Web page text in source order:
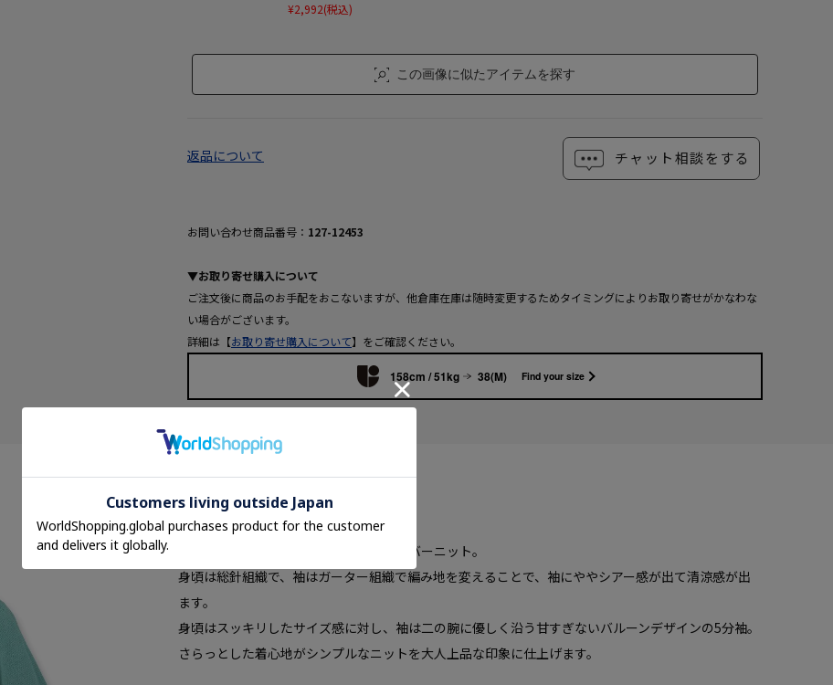
¥2,992(税込)
この画像に似たアイテムを探す
チャット相談をする
返品について
お問い合わせ商品番号： 127-12453
▼お取り寄せ購入について
ご注文後に商品のお手配をおこないますが、他倉庫在庫は随時変更するためタイミングによりお取り寄せがかなわな
い場合がございます。
詳細は【お取り寄せ購入について】をご確認ください。
158cm / 51kg 38(M) Find your size
Features
【デザインポイント】
大人が上品に着られる和紙混のプルオーバーニット。
身頃は総針組織で、袖はガーター組織で編み地を変えることで、袖にややシアー感が出て清涼感が出
ます。
身頃はスッキリしたサイズ感に対し、袖は二の腕に優しく沿う甘すぎないバルーンデザインの5分袖。
さらっとした着心地がシンプルなニットを大人上品な印象に仕上げます。